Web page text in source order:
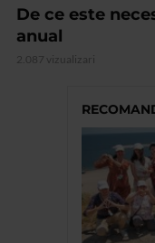
De ce este
anual
2.087 vizualizari